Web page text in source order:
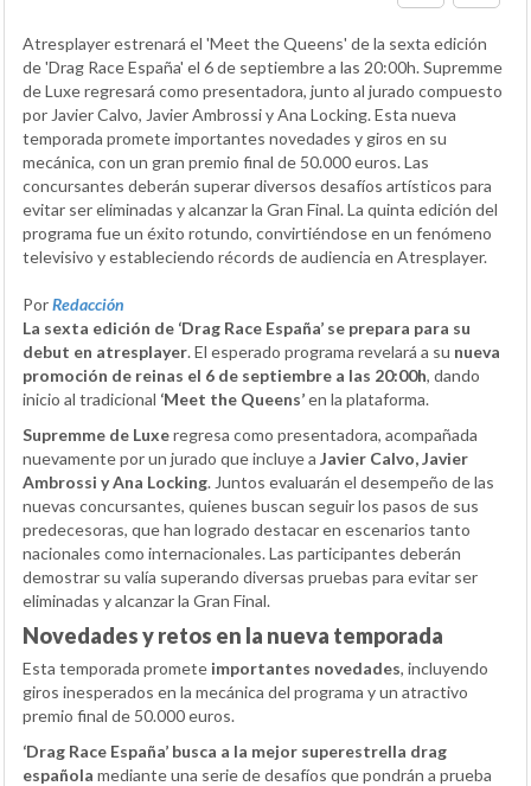
Atresplayer estrenará el 'Meet the Queens' de la sexta edición
de 'Drag Race España' el 6 de septiembre a las 20:00h. Supremme
de Luxe regresará como presentadora, junto al jurado compuesto
por Javier Calvo, Javier Ambrossi y Ana Locking. Esta nueva
temporada promete importantes novedades y giros en su
mecánica, con un gran premio final de 50.000 euros. Las
concursantes deberán superar diversos desafíos artísticos para
evitar ser eliminadas y alcanzar la Gran Final. La quinta edición del
programa fue un éxito rotundo, convirtiéndose en un fenómeno
televisivo y estableciendo récords de audiencia en Atresplayer.
PorRedacción
La sexta edición de ‘Drag Race España’ se prepara para su
debut en atresplayer. El esperado programa revelará a su nueva
promoción de reinas el 6 de septiembre a las 20:00h, dando
inicio al tradicional ‘Meet the Queens’en la plataforma.
Supremme de Luxeregresa como presentadora, acompañada
nuevamente por un jurado que incluye a Javier Calvo, Javier
Ambrossi y Ana Locking. Juntos evaluarán el desempeño de las
nuevas concursantes, quienes buscan seguir los pasos de sus
predecesoras, que han logrado destacar en escenarios tanto
nacionales como internacionales. Las participantes deberán
demostrar su valía superando diversas pruebas para evitar ser
eliminadas y alcanzar la Gran Final.
Novedades y retos en la nueva temporada
Esta temporada promete importantes novedades, incluyendo
giros inesperados en la mecánica del programa y un atractivo
premio final de 50.000 euros.
‘Drag Race España’ busca a la mejor superestrella drag
española mediante una serie de desafíos que pondrán a prueba